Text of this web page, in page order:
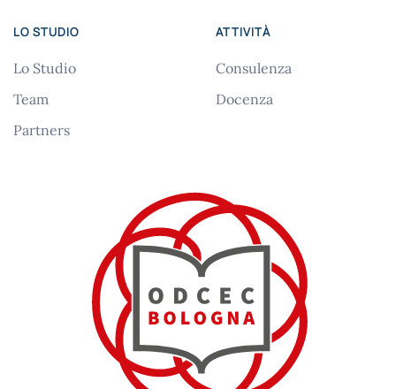
LO STUDIO
Lo Studio
Team
Partners
ATTIVITÀ
Consulenza
Docenza